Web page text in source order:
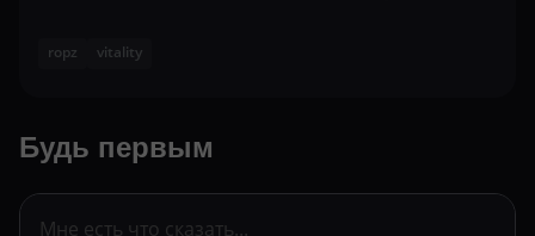
ropz vitality
Будь первым